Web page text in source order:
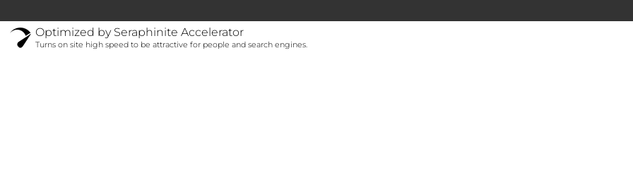
Optimized by Seraphinite Accelerator
Turns on site high speed to be attractive for people and search engines.